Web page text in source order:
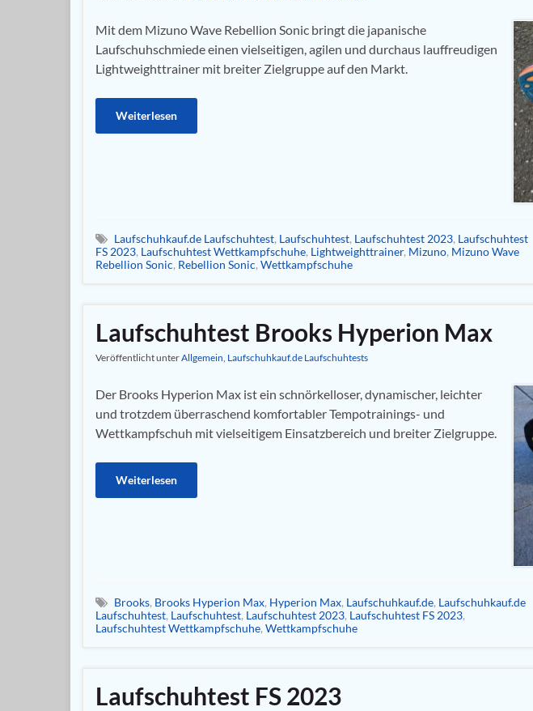
Mit dem Mizuno Wave Rebellion Sonic bringt die japanische
Laufschuhschmiede einen vielseitigen, agilen und durchaus lauffreudigen
Lightweighttrainer mit breiter Zielgruppe auf den Markt.
Weiterlesen
Laufschuhkauf.de Laufschuhtest, Laufschuhtest, Laufschuhtest 2023, Laufschuhtest
FS 2023, Laufschuhtest Wettkampfschuhe, Lightweighttrainer, Mizuno, Mizuno Wave
Rebellion Sonic, Rebellion Sonic, Wettkampfschuhe
Laufschuhtest Brooks Hyperion Max
Veröffentlicht unterAllgemein Laufschuhkauf.de Laufschuhtests
Der Brooks Hyperion Max ist ein schnörkelloser, dynamischer, leichter
und trotzdem überraschend komfortabler Tempotrainings- und
Wettkampfschuh mit vielseitigem Einsatzbereich und breiter Zielgruppe.
Weiterlesen
Brooks, Brooks Hyperion Max, Hyperion Max, Laufschuhkauf.de, Laufschuhkauf.de
Laufschuhtest, Laufschuhtest, Laufschuhtest 2023, Laufschuhtest FS 2023,
Laufschuhtest Wettkampfschuhe, Wettkampfschuhe
Laufschuhtest FS 2023